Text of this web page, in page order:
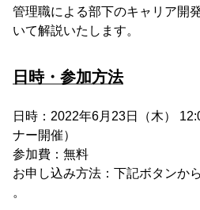
管理職による部下のキャリア開
いて解説いたします。
日時・参加方法
⽇時：2022年6⽉23⽇（木）
ナー開催）
参加費：無料
お申し込み方法：下記ボタンか
。